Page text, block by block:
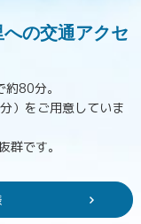
の交通アクセ
80分。
）をご用意していま
群です。